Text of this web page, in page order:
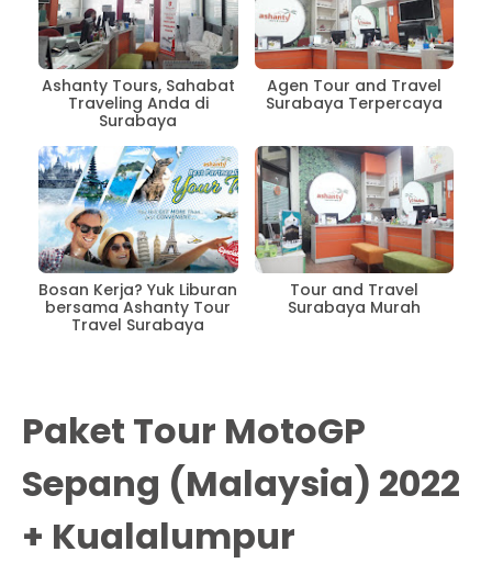
Ashanty Tours, Sahabat
Traveling Anda di
Surabaya
Agen Tour and Travel
Surabaya Terpercaya
Bosan Kerja? Yuk Liburan
bersama Ashanty Tour
Travel Surabaya
Tour and Travel
Surabaya Murah
Paket Tour MotoGP
Sepang (Malaysia) 2022
+ Kualalumpur